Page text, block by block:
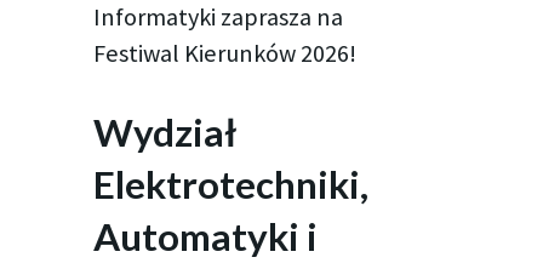
Informatyki zaprasza na
Festiwal Kierunków 2026!
Wydział
Elektrotechniki,
Automatyki i